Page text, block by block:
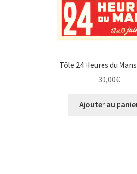
Tôle 24 Heures du
30,00€
Ajouter au